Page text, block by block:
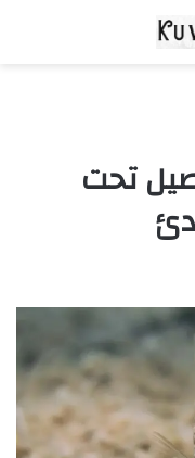
تحت